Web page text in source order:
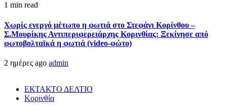
1 min read
Χωρίς ενεργό μέτωπο η φωτιά στο Στεφάνι Κορίνθου –
Σ.Μουρίκης Αντιπεριφερειάρχης Κορινθίας: Ξεκίνησε από
φωτοβολταϊκά η φωτιά (video-φώτο)
2 ημέρες ago admin
ΕΚΤΑΚΤΟ ΔΕΛΤΙΟ
Κορινθία